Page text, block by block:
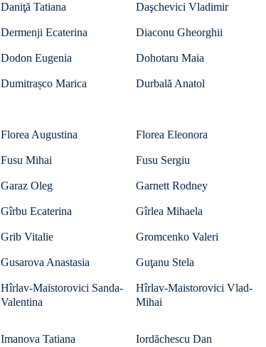
Daniţă Tatiana Daşchevici Vladimir
Dermenji Ecaterina Diaconu Gheorghii
Dodon Eugenia Dohotaru Maia
Dumitrașco Marica Durbală Anatol
Florea Augustina Florea Eleonora
Fusu Mihai Fusu Sergiu
Garaz Oleg Garnett Rodney
Gîrbu Ecaterina Gîrlea Mihaela
Grib Vitalie Gromcenko Valeri
Gusarova Anastasia Guţanu Stela
Hîrlav-Maistorovici Sanda-
Valentina
Hîrlav-Maistorovici Vlad-
Mihai
Imanova Tatiana Iordăchescu Dan